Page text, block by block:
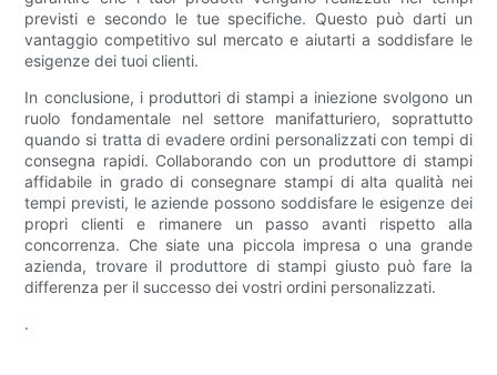
previsti e secondo le tue specifiche. Questo può darti un
vantaggio competitivo sul mercato e aiutarti a soddisfare le
esigenze dei tuoi clienti.
In conclusione, i produttori di stampi a iniezione svolgono un
ruolo fondamentale nel settore manifatturiero, soprattutto
quando si tratta di evadere ordini personalizzati con tempi di
consegna rapidi. Collaborando con un produttore di stampi
affidabile in grado di consegnare stampi di alta qualità nei
tempi previsti, le aziende possono soddisfare le esigenze dei
propri clienti e rimanere un passo avanti rispetto alla
concorrenza. Che siate una piccola impresa o una grande
azienda, trovare il produttore di stampi giusto può fare la
differenza per il successo dei vostri ordini personalizzati.
.